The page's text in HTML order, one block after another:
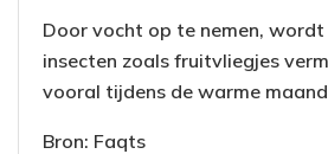
Door vocht op te nemen, wordt
insecten zoals fruitvliegjes
vooral tijdens de warme
Bron: Faqts